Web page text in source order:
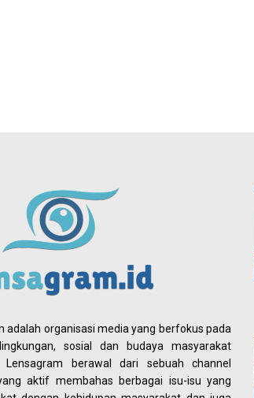
adalah organisasi media yang berfokus pada
sosial dan budaya masyarakat
Lensagram berawal dari sebuah channel
aktif membahas berbagai isu-isu yang